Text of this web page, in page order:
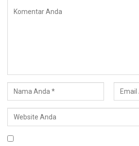
Penulis : Ustadz Abu Abdillah Imam